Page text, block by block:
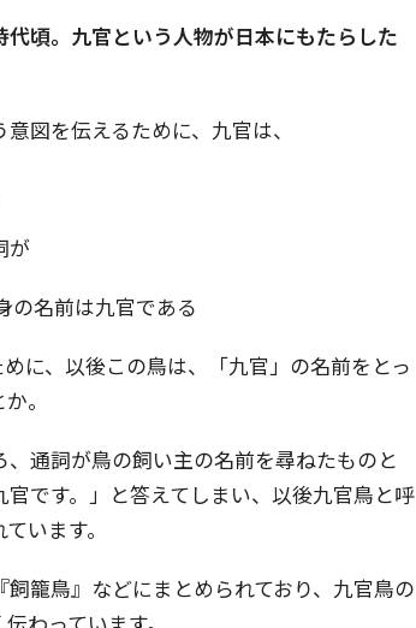
頃。九官という人物が日本にもたらした
図を伝えるために、九官は、
が
の名前は九官である
に、以後この鳥は、「九官」の名前をとっ
。
通詞が鳥の飼い主の名前を尋ねたものと
です。」と答えてしまい、以後九官鳥と呼
います。
籠鳥』などにまとめられており、九官鳥の